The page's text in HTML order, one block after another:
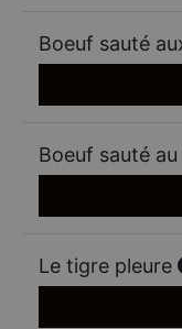
Boeuf sauté
Boeuf sauté
Le tigre pleure